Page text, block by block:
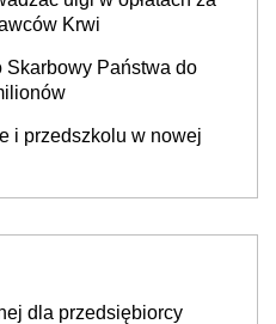
Krwi
Skarbowy Państwa do
i przedszkolu w nowej
dla przedsiębiorcy